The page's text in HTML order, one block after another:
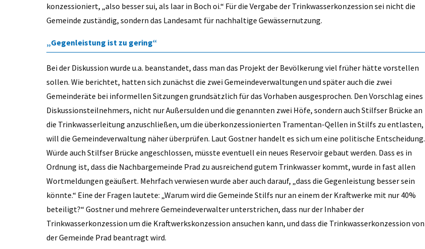
konzessioniert, „also besser sui, als laar in Boch oi.“ Für die Vergabe der Trinkwasserkonzession sei nicht die
Gemeinde zuständig, sondern das Landesamt für nachhaltige Gewässernutzung.
„Gegenleistung ist zu gering“
Bei der Diskussion wurde u.a. beanstandet, dass man das Projekt der Bevölkerung viel früher hätte vorstellen
sollen. Wie berichtet, hatten sich zunächst die zwei Gemeindeverwaltungen und später auch die zwei
Gemeinderäte bei informellen Sitzungen grundsätzlich für das Vorhaben ausgesprochen. Den Vorschlag eines
Diskussionsteilnehmers, nicht nur Außersulden und die genannten zwei Höfe, sondern auch Stilfser Brücke an
die Trinkwasserleitung anzuschließen, um die überkonzessionierten Tramentan-Qellen in Stilfs zu entlasten,
will die Gemeindeverwaltung näher überprüfen. Laut Gostner handelt es sich um eine politische Entscheidung.
Würde auch Stilfser Brücke angeschlossen, müsste eventuell ein neues Reservoir gebaut werden. Dass es in
Ordnung ist, dass die Nachbargemeinde Prad zu ausreichend gutem Trinkwasser kommt, wurde in fast allen
Wortmeldungen geäußert. Mehrfach verwiesen wurde aber auch darauf, „dass die Gegenleistung besser sein
könnte.“ Eine der Fragen lautete: „Warum wird die Gemeinde Stilfs nur an einem der Kraftwerke mit nur 40%
beteiligt?“ Gostner und mehrere Gemeindeverwalter unterstrichen, dass nur der Inhaber der
Trinkwasserkonzession um die Kraftwerkskonzession ansuchen kann, und dass die Trinkwasserkonzession von
der Gemeinde Prad beantragt wird.